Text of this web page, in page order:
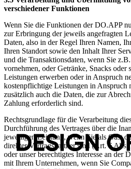
verschiedener Funktionen
Wenn Sie die Funktionen der DO.APP
zur Erbringung der jeweils angefragten
Daten, also in der Regel Ihren Namen,
Ihren Standort sowie den Inhalt Ihrer
und die Transaktionsdaten, wenn Sie
vornehmen, oder Getränke, Snacks oder
Leistungen erwerben oder in Anspruch
kostenpflichtige Leistungen in Anspruch
zusätzlich auch die Daten, die zur
Zahlung erforderlich sind.
Rechtsgrundlage für die Verarbeitung
Durchführung des Vertrages über die
jeweiligen Leistung, wenn Sie als Gast
direkter Vertragspartner sind (Art. 6
oder unser berechtigtes Interesse an der
mit Ihrem Unternehmen, wenn Sie